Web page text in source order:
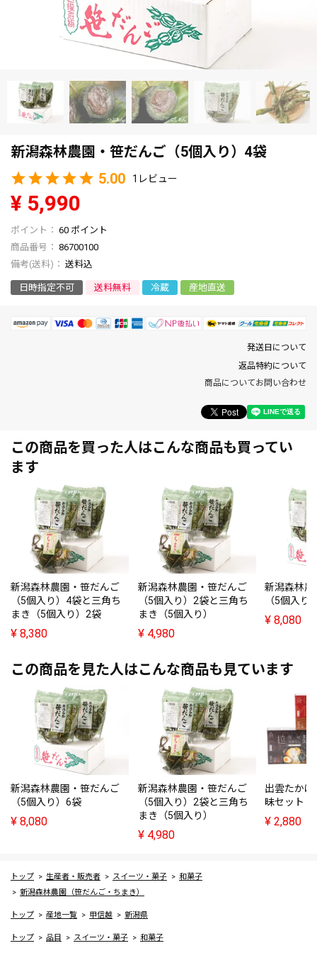
新潟森林農園・笹だんご（5個入り）4袋
5.00
1
¥ 5,990
60 ポイント
商品番号
86700100
送料込
日時指定不可 送料無料 冷蔵 産地直送
発送日について
返品特約について
商品についてお問い合わせ
この商品を買った人はこんな商品も買ってい
ます
新潟森林農園・笹だんご
（5個入り）4袋と三角ち
まき（5個入り）2袋
¥ 8,380
新潟森林農園・笹だんご
（5個入り）2袋と三角ち
まき（5個入り）
¥ 4,980
新潟森林
（5個入り
¥ 8,080
この商品を見た人はこんな商品も見ています
新潟森林農園・笹だんご
（5個入り）6袋
¥ 8,080
新潟森林農園・笹だんご
（5個入り）2袋と三角ち
まき（5個入り）
¥ 4,980
出雲たか
昧セット
¥ 2,880
トップ 生産者・販売者 スイーツ・菓子
和菓子
新潟森林農園（笹だんご・ちまき）
トップ 産地一覧 甲信越 新潟県
トップ 品目 スイーツ・菓子 和菓子